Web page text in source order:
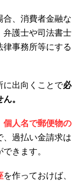
合、消費者金融な
弁護士や司法書士
事務所等にする
に出向くことで必
。
個人名で郵便物の
、過払い金請求は
きます。
を作っておけば、